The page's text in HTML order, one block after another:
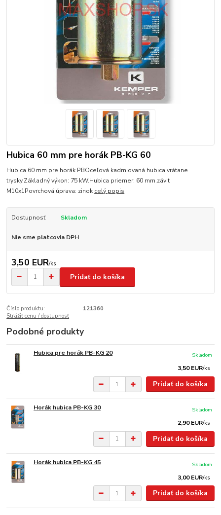
Hubica 60 mm pre horák PB-KG 60
Hubica 60 mm pre horák PBOceľová kadmiovaná hubica vrátane
trysky.Základný výkon: 75 kW.Hubica priemer: 60 mm.závit
M10x1Povrchová úprava: zinok celý popis
Dostupnosť Skladom
Nie sme platcovia DPH
3,50 EUR/ks
Pridať do košíka
Číslo produktu:
121360
Strážiť cenu / dostupnosť
Podobné produkty
Hubica pre horák PB-KG 20
3,50 EUR/ks
Skladom
Pridať do košíka
Horák hubica PB-KG 30
2,90 EUR/ks
Skladom
Pridať do košíka
Horák hubica PB-KG 45
3,00 EUR/ks
Skladom
Pridať do košíka